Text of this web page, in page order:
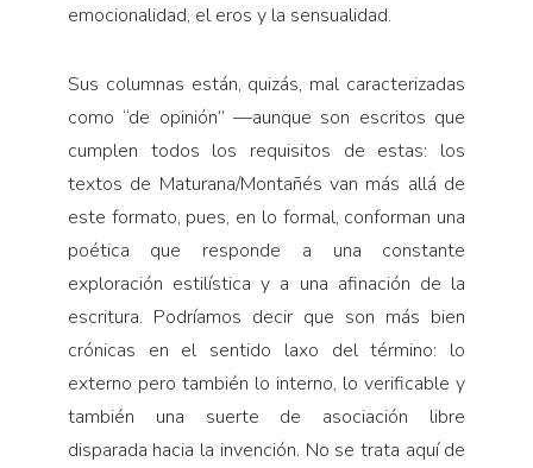
emocionalidad, el eros y la sensualidad.
Sus columnas están, quizás, mal caracterizadas
como “de opinión” —aunque son escritos que
cumplen todos los requisitos de estas: los
textos de Maturana/Montañés van más allá de
este formato, pues, en lo formal, conforman una
poética que responde a una constante
exploración estilística y a una afinación de la
escritura. Podríamos decir que son más bien
crónicas en el sentido laxo del término: lo
externo pero también lo interno, lo verificable y
también una suerte de asociación libre
disparada hacia la invención. No se trata aquí de